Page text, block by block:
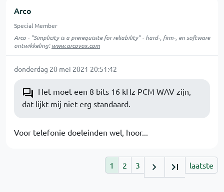
Arco
Special Member
Arco - "Simplicity is a prerequisite for reliability" - hard-, firm-, en software
ontwikkeling:www.arcovox.com
donderdag 20 mei 2021 20:51:42
Het moet een 8 bits 16 kHz PCM WAV zijn,
dat lijkt mij niet erg standaard.
Voor telefonie doeleinden wel, hoor...
1 2 3 laatste